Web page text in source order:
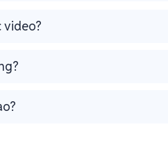
video?